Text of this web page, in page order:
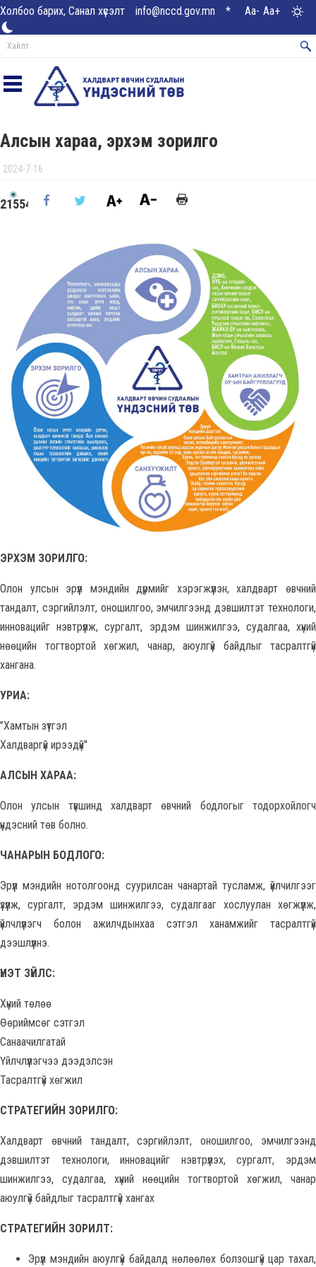
Холбоо барих, Санал хүсэлт info@nccd.gov.mn * Aa- Aa+
Алсын хараа, эрхэм зорилго
2024-7-16
21554
ЭРХЭМ ЗОРИЛГО:
Олон улсын эрүүл мэндийн дүрмийг хэрэгжүүлэн, халдварт өвчний
тандалт, сэргийлэлт, оношилгоо, эмчилгээнд дэвшилтэт технологи,
инновацийг нэвтрүүлж, сургалт, эрдэм шинжилгээ, судалгаа, хүний
нөөцийн тогтвортой хөгжил, чанар, аюулгүй байдлыг тасралтгүй
хангана.
УРИА:
"Хамтын зүтгэл
Халдваргүй ирээдүй"
АЛСЫН ХАРАА:
Олон улсын түвшинд халдварт өвчний бодлогыг тодорхойлогч
үндэсний төв болно.
ЧАНАРЫН БОДЛОГО:
Эрүүл мэндийн нотолгоонд суурилсан чанартай тусламж, үйлчилгээг
үзүүлж, сургалт, эрдэм шинжилгээ, судалгааг хослуулан хөгжүүлж,
үйлчлүүлэгч болон ажилчдынхаа сэтгэл ханамжийг тасралтгүй
дээшлүүлнэ.
ҮНЭТ ЗҮЙЛС:
Хүний төлөө
Өөриймсөг сэтгэл
Санаачилгатай
Үйлчлүүлэгчээ дээдэлсэн
Тасралтгүй хөгжил
СТРАТЕГИЙН ЗОРИЛГО:
Халдварт өвчний тандалт, сэргийлэлт, оношилгоо, эмчилгээнд
дэвшилтэт технологи, инновацийг нэвтрүүлэх, сургалт, эрдэм
шинжилгээ, судалгаа, хүний нөөцийн тогтвортой хөгжил, чанар
аюулгүй байдлыг тасралтгүй хангах
СТРАТЕГИЙН ЗОРИЛТ:
Эрүүл мэндийн аюулгүй байдалд нөлөөлөх болзошгүй цар тахал,